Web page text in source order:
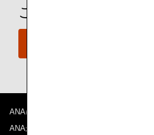
ご予約の準備は整い
ANAについて
ANAからのお知らせ